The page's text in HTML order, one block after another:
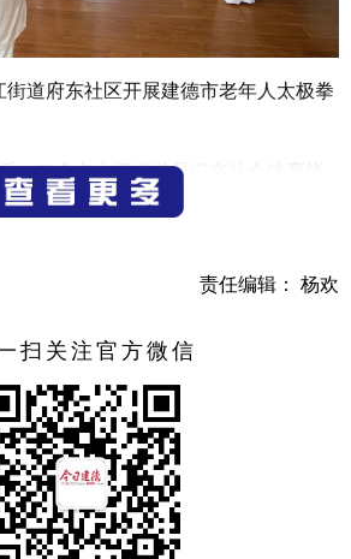
街道府东社区开展建德市老年人太极拳
，60余名太极拳学员们在社会体育指
四式太极拳培训，学员们以整齐划一
责任编辑： 杨欢
扫关注官方微信